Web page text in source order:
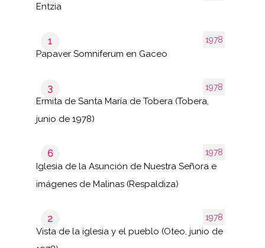
Entzia
1978
1
Papaver Somniferum en Gaceo
1978
3
Ermita de Santa María de Tobera (Tobera,
junio de 1978)
1978
6
Iglesia de la Asunción de Nuestra Señora e
imágenes de Malinas (Respaldiza)
1978
2
Vista de la iglesia y el pueblo (Oteo, junio de